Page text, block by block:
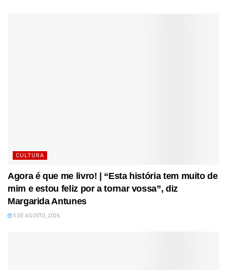
CULTURA
Agora é que me livro! | “Esta história tem muito de
mim e estou feliz por a tornar vossa”, diz
Margarida Antunes
5 DE AGOSTO, 2026